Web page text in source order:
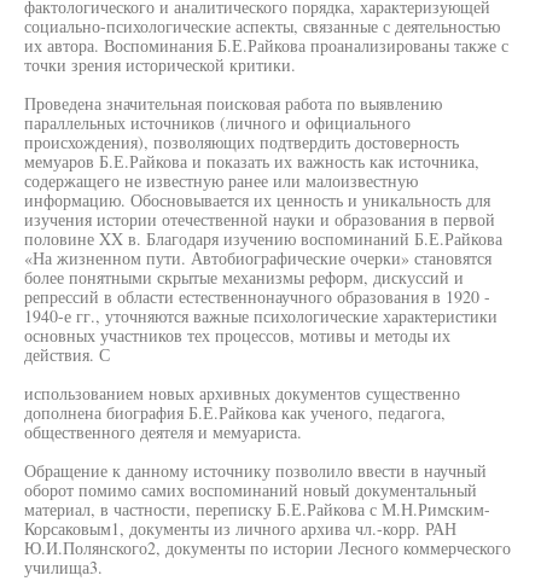
фактологического и аналитического порядка, характеризующей
социально-психологические аспекты, связанные с деятельностью
их автора. Воспоминания Б.Е.Райкова проанализированы также с
точки зрения исторической критики.
Проведена значительная поисковая работа по выявлению
параллельных источников (личного и официального
происхождения), позволяющих подтвердить достоверность
мемуаров Б.Е.Райкова и показать их важность как источника,
содержащего не известную ранее или малоизвестную
информацию. Обосновывается их ценность и уникальность для
изучения истории отечественной науки и образования в первой
половине XX в. Благодаря изучению воспоминаний Б.Е.Райкова
«На жизненном пути. Автобиографические очерки» становятся
более понятными скрытые механизмы реформ, дискуссий и
репрессий в области естественнонаучного образования в 1920 -
1940-е гг., уточняются важные психологические характеристики
основных участников тех процессов, мотивы и методы их
действия. С
использованием новых архивных документов существенно
дополнена биография Б.Е.Райкова как ученого, педагога,
общественного деятеля и мемуариста.
Обращение к данному источнику позволило ввести в научный
оборот помимо самих воспоминаний новый документальный
материал, в частности, переписку Б.Е.Райкова с М.Н.Римским-
Корсаковым1, документы из личного архива чл.-корр. РАН
Ю.И.Полянского2, документы по истории Лесного коммерческого
училища3.